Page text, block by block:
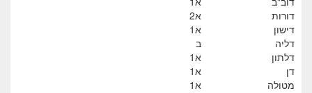
דורות
א2
דישון
א1
דליה
ב
דלתון
א1
דן
א1
מטולה
א1